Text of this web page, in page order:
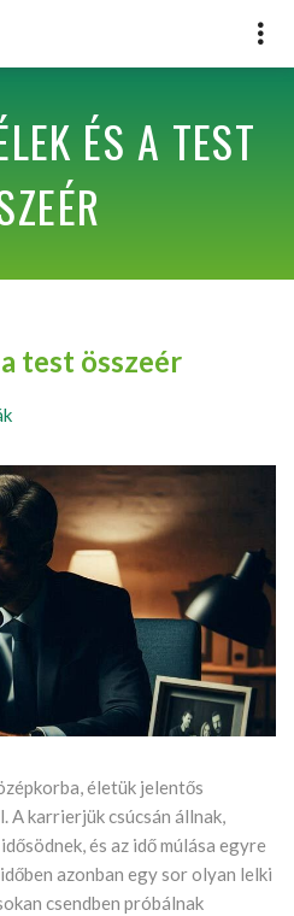
ÉS A TEST
test összeér
életük jelentős
A karrierjük csúcsán állnak,
és az idő múlása egyre
azonban egy sor olyan lelki
csendben próbálnak